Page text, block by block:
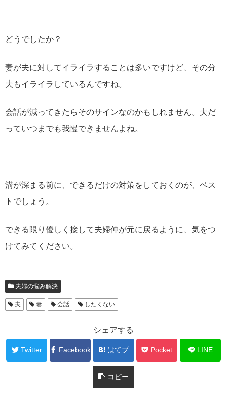
どうでしたか？
妻が夫に対してイライラすることは多いですけど、その分
夫もイライラしているんですね。
会話が減ってきたらそのサインなのかもしれません。夫だ
っていつまでも我慢できませんよね。
溝が深まる前に、できるだけの対策をしておくのが、ベス
トでしょう。
できる限り優しく接して夫婦仲が元に戻るように、気をつ
けてみてください。
夫婦の悩み解決
夫 妻 会話 したくない
シェアする
Twitter Facebook はてブ Pocket LINE
コピー